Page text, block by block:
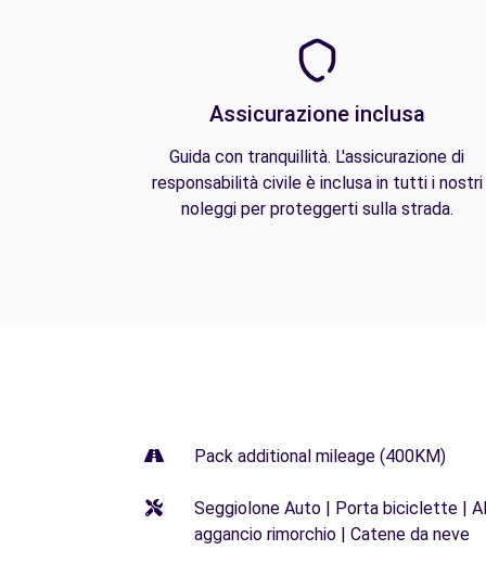
Assicurazione inclusa
Guida con tranquillità. L'assicurazione di
responsabilità civile è inclusa in tutti i nostri
noleggi per proteggerti sulla strada.
Pack additional mileage (400KM)
Seggiolone Auto | Porta biciclette |
aggancio rimorchio | Catene da neve